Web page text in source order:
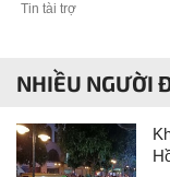
Tin tài trợ
NHIỀU NGƯỜI